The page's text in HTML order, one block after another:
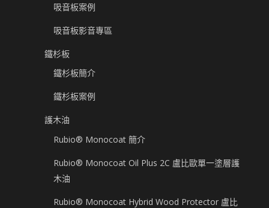
吸音板案例
吸音板影音專區
鐵杉板
鐵杉板簡介
鐵杉板案例
護木油
Rubio® Monocoat 簡介
Rubio® Monocoat Oil Plus 2C 盧比歐單一塗層護
木油
Rubio® Monocoat Hybrid Wood Protector 盧比